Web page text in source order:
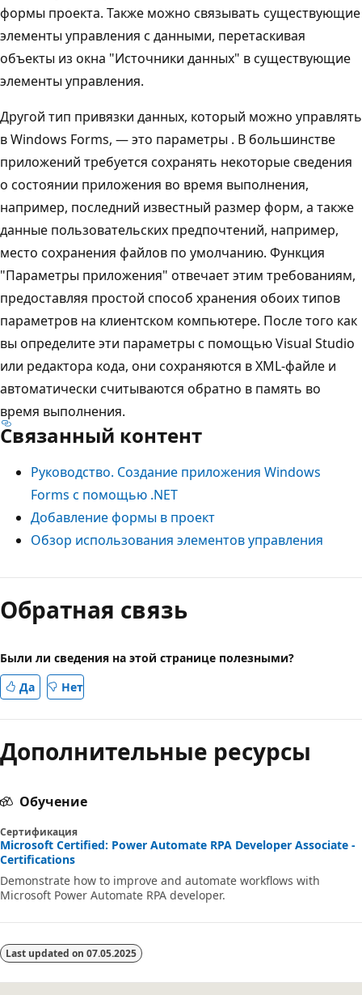
формы проекта. Также можно связывать существующие
элементы управления с данными, перетаскивая
объекты из окна "Источники данных" в существующие
элементы управления.
Другой тип привязки данных, который можно управлять
в Windows Forms, — это параметры . В большинстве
приложений требуется сохранять некоторые сведения
о состоянии приложения во время выполнения,
например, последний известный размер форм, а также
данные пользовательских предпочтений, например,
место сохранения файлов по умолчанию. Функция
"Параметры приложения" отвечает этим требованиям,
предоставляя простой способ хранения обоих типов
параметров на клиентском компьютере. После того как
вы определите эти параметры с помощью Visual Studio
или редактора кода, они сохраняются в XML-файле и
автоматически считываются обратно в память во
время выполнения.
Связанный контент
Руководство. Создание приложения Windows
Forms с помощью .NET
Добавление формы в проект
Обзор использования элементов управления
Обратная связь
Были ли сведения на этой странице полезными?
Да
Нет
Дополнительные ресурсы
Обучение
Сертификация
Microsoft Certified: Power Automate RPA Developer Associate -
Certifications
Demonstrate how to improve and automate workflows with
Microsoft Power Automate RPA developer.
Last updated on 07.05.2025